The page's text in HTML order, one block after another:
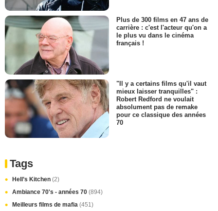
Plus de 300 films en 47 ans de
carrière : c'est l'acteur qu'on a
le plus vu dans le cinéma
français !
"Il y a certains films qu'il vaut
mieux laisser tranquilles" :
Robert Redford ne voulait
absolument pas de remake
pour ce classique des années
70
Tags
Hell’s Kitchen (2)
Ambiance 70's - années 70 (894)
Meilleurs films de mafia (451)